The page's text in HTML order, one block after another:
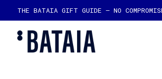
THE BATAIA GIFT GUIDE — NO